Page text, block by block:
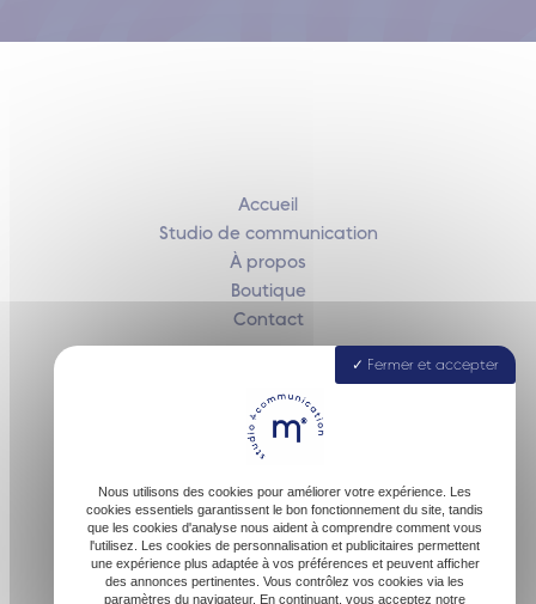
Accueil
Studio de communication
À propos
Boutique
Contact
Fermer et accepter
Nous utilisons des cookies pour améliorer votre expérience. Les
cookies essentiels garantissent le bon fonctionnement du site, tandis
que les cookies d'analyse nous aident à comprendre comment vous
l'utilisez. Les cookies de personnalisation et publicitaires permettent
une expérience plus adaptée à vos préférences et peuvent afficher
des annonces pertinentes. Vous contrôlez vos cookies via les
paramètres du navigateur. En continuant, vous acceptez notre